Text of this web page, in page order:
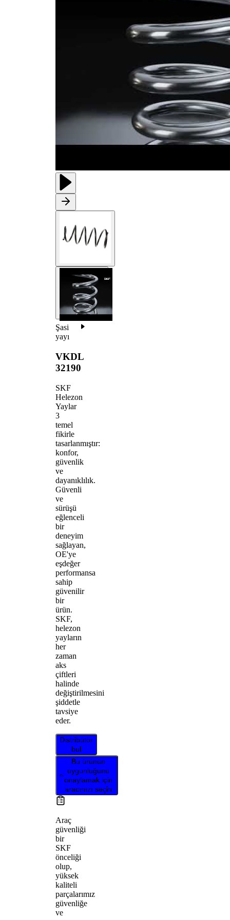
Şasi
yayı
VKDL
32190
SKF
Helezon
Yaylar
3
temel
fikirle
tasarlanmıştır:
konfor,
güvenlik
ve
dayanıklılık.
Güvenli
ve
sürüşü
eğlenceli
bir
deneyim
sağlayan,
OE'ye
eşdeğer
performansa
sahip
güvenilir
bir
ürün.
SKF,
helezon
yayların
her
zaman
aks
çiftleri
halinde
değiştirilmesini
şiddetle
tavsiye
eder.
Distribütör
bul
Bu ürünün
uygunluğunu
onaylamak için
aracınızı seçin
Araç
güvenliği
bir
SKF
önceliği
olup,
yüksek
kaliteli
parçalarımız
güvenliğe
ve